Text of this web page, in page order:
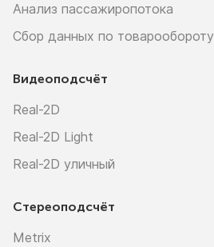
Анализ пассажиропотока
Сбор данных по товарообороту
Видеоподсчёт
Real-2D
Real-2D Light
Real-2D уличный
Стереоподсчёт
Metrix